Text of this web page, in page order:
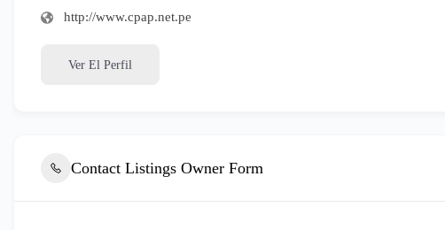
http://www.cpap.net.pe
Ver El Perfil
Contact Listings Owner Form